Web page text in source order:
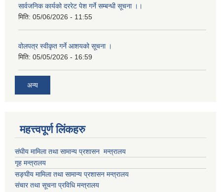
सार्वजनिक कार्यको दररेट पेश गर्ने सम्बन्धी सूचना ।।
मिति: 05/06/2026 - 11:55
वोलपत्र स्वीकृत गर्ने आशयको सूचना ।
मिति: 05/05/2026 - 16:59
अन्य
महत्त्वपूर्ण लिंकहरु
संघीय मामिला तथा सामान्य प्रशासन मन्त्रालय
गृह मन्त्रालय
सङ्घीय मामिला तथा सामान्य प्रशासन मन्त्रालय
संचार तथा सूचना प्रविधि मन्त्रालय